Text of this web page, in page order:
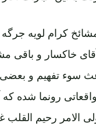
کرام لویه جرگه
خاکسار و باقی
سوء تفهیم و بعضی
رونما شده که
الامر رحیم